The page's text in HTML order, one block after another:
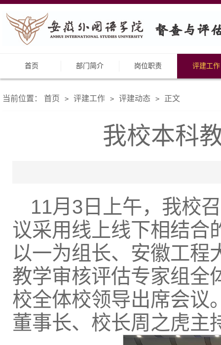
首页 部门简介 岗位职责 评建工作
当前位置： 首页 > 评建工作 > 评建动态 > 正文
我校本科
11月3日上午，我校
议采用线上线下相结合
以一为组长、安徽工程
教学审核评估专家组全
校全体校领导出席会议
董事长、校长周之虎主